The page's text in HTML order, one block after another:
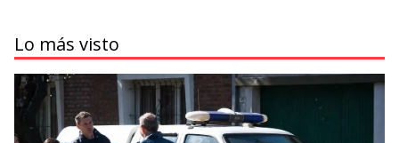
Lo más visto